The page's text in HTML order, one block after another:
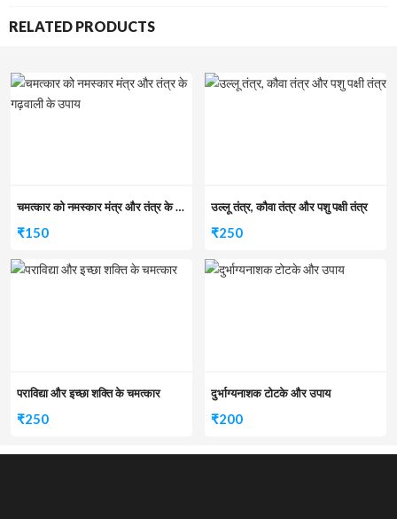
RELATED PRODUCTS
चमत्कार को नमस्कार मंत्र और तंत्र के गढ़वाली के उपाय
₹150
उल्लू तंत्र, कौवा तंत्र और पशु पक्षी तंत्र
₹250
पराविद्या और इच्छा शक्ति के चमत्कार
₹250
दुर्भाग्यनाशक टोटके और उपाय
₹200